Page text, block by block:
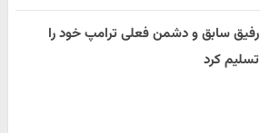
رفیق سابق و دشمن فعلی ترامپ خود را
تسلیم کرد